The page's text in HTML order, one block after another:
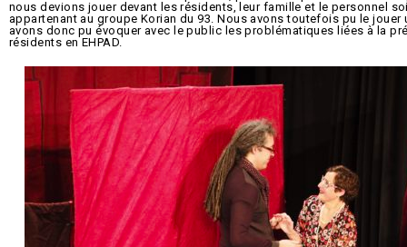
nous devions jouer devant les résidents, leur famille et le personnel
appartenant au groupe Korian du 93. Nous avons toutefois pu le jouer
avons donc pu évoquer avec le public les problématiques liées à la
résidents en EHPAD.